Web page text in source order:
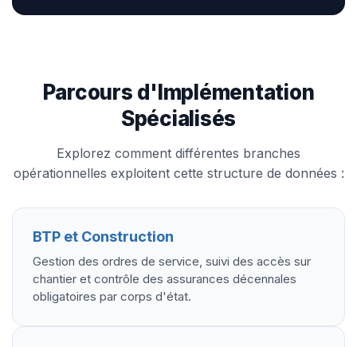
Parcours d'Implémentation
Spécialisés
Explorez comment différentes branches
opérationnelles exploitent cette structure de données :
BTP et Construction
Gestion des ordres de service, suivi des accès sur
chantier et contrôle des assurances décennales
obligatoires par corps d'état.